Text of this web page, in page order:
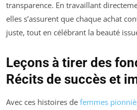
transparence. En travaillant
elles s’assurent que chaque achat
juste, tout en célébrant la beauté
Leçons à tirer des
Récits de succès et
Avec ces histoires de femmes